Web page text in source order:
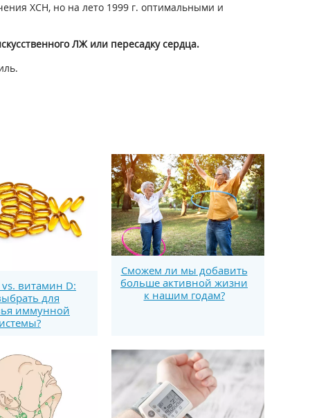
ХСН, но на лето 1999 г. оптимальными и
ЛЖ или пересадку сердца.
витамин D:
для
иммунной
Сможем ли мы добавить
больше активной жизни
к нашим годам?